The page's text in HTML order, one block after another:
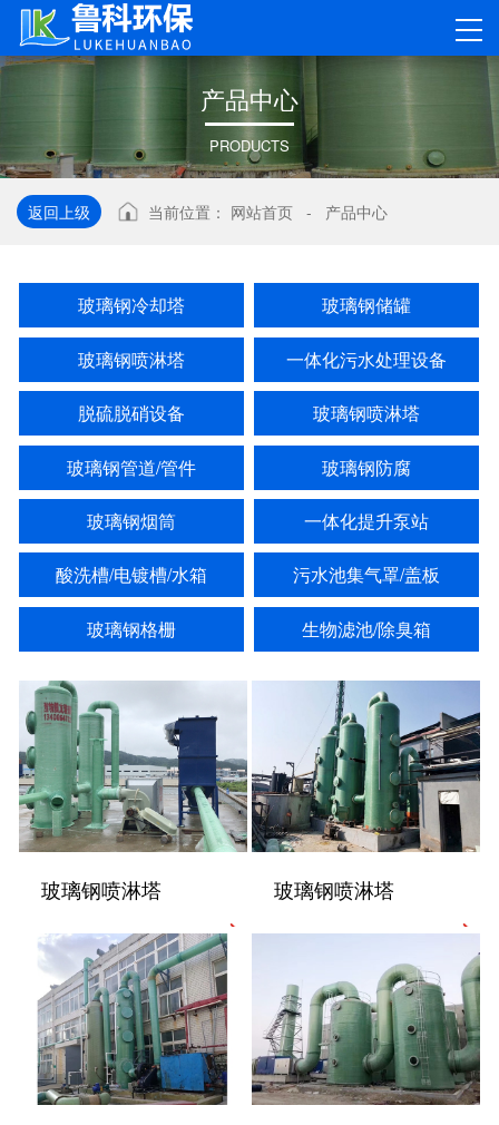
产品中心
PRODUCTS
返回上级 当前位置： 网站首页 - 产品中心
玻璃钢冷却塔 玻璃钢储罐
玻璃钢喷淋塔 一体化污水处理设备
脱硫脱硝设备 玻璃钢喷淋塔
玻璃钢管道/管件 玻璃钢防腐
玻璃钢烟筒 一体化提升泵站
酸洗槽/电镀槽/水箱 污水池集气罩/盖板
玻璃钢格栅 生物滤池/除臭箱
玻璃钢喷淋塔 玻璃钢喷淋塔